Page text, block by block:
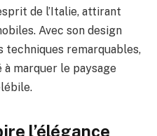
de l’Italie, attirant
Avec son design
techniques remarquables,
marquer le paysage
l’élégance